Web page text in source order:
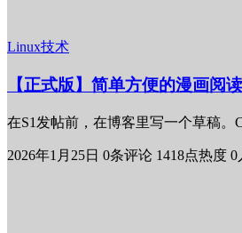
Linux技术
【正式版】简单方便的漫画阅
在S1发帖前，在博客里写一个草稿。
2026年1月25日 0条评论 1418点热度 0